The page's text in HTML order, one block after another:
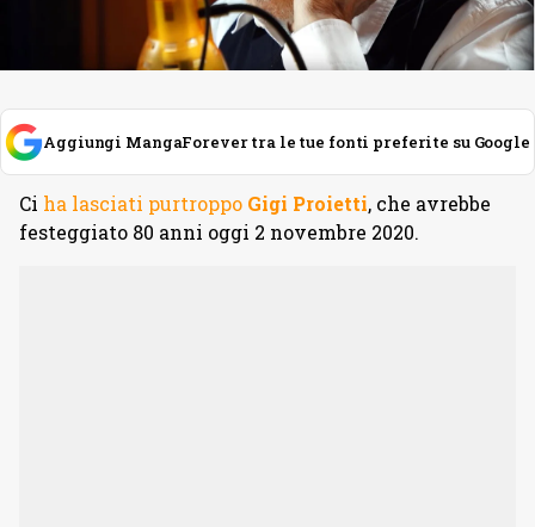
Aggiungi MangaForever tra le tue fonti preferite su Google
Ci ha lasciati purtroppo Gigi Proietti, che avrebbe
festeggiato 80 anni oggi 2 novembre 2020.